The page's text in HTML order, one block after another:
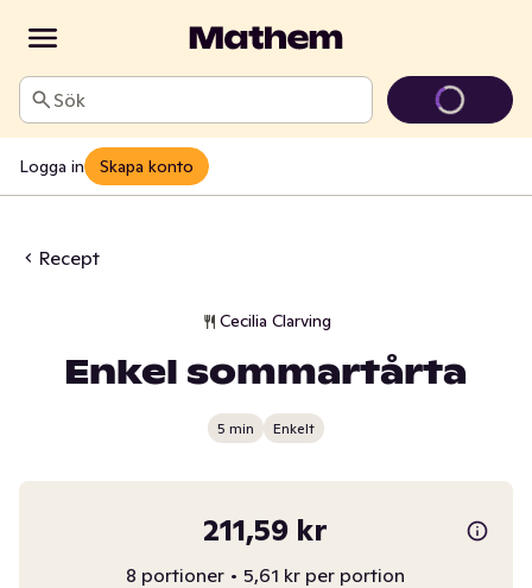
Sök
Logga in Skapa konto
Recept
Cecilia Clarving
Enkel sommartårta
5 min Enkelt
211,59 kr
8 portioner • 5,61 kr per portion